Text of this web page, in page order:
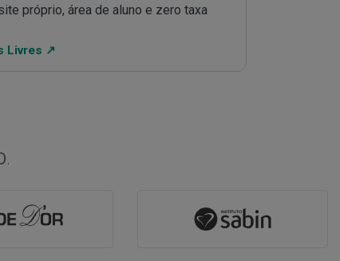
próprio, área de aluno e zero taxa
Livres ↗
.